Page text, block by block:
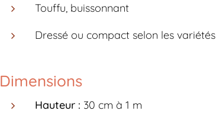
Touffu, buissonnant
Dressé ou compact selon les variétés
Dimensions
Hauteur : 30 cm à 1 m